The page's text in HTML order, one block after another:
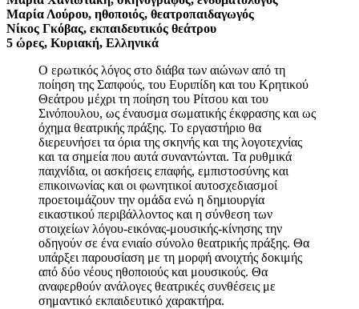
Μαρία Λούρου, ηθοποιός, θεατροπαιδαγωγός
Νίκος Γκόβας, εκπαιδευτικός θεάτρου
5 ώρες, Κυριακή, Ελληνικά
Ο ερωτικός λόγος στο διάβα των αιώνων από τη
ποίηση της Σαπφούς, του Ευριπίδη και του Κρητικού
Θεάτρου μέχρι τη ποίηση του Ρίτσου και του
Σινόπουλου, ως έναυσμα σωματικής έκφρασης και ως
όχημα θεατρικής πράξης. Το εργαστήριο θα
διερευνήσει τα όρια της σκηνής και της λογοτεχνίας
και τα σημεία που αυτά συναντώνται. Τα ρυθμικά
παιχνίδια, οι ασκήσεις επαφής, εμπιστοσύνης και
επικοινωνίας και οι φωνητικοί αυτοσχεδιασμοί
προετοιμάζουν την ομάδα ενώ η δημιουργία
εικαστικού περιβάλλοντος και η σύνθεση των
στοιχείων λόγου-εικόνας-μουσικής-κίνησης την
οδηγούν σε ένα ενιαίο σύνολο θεατρικής πράξης. Θα
υπάρξει παρουσίαση με τη μορφή ανοιχτής δοκιμής
από δύο νέους ηθοποιούς και μουσικούς. Θα
αναφερθούν ανάλογες θεατρικές συνθέσεις με
σημαντικό εκπαιδευτικό χαρακτήρα.